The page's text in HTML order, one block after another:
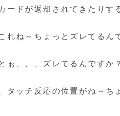
ードが返却されてきたりす
れね～ちょっとズレてるん
ぉ、、、ズレてるんですか
タッチ反応の位置がね～ち